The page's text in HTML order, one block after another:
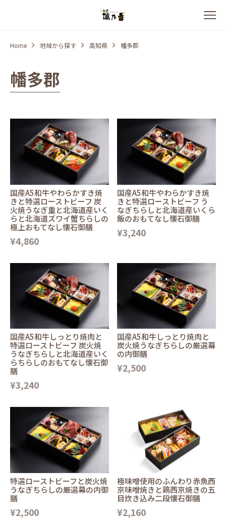
Home 地域から探す 高知県 幡多郡
幡多郡
国産A5和牛やわらかすき焼
きと特選ローストビーフ 炭
火焼うなぎ重と北海道産いく
らと北海道ズワイ蟹ちらしの
極上おもてなし懐石御膳
¥4,860
国産A5和牛やわらかすき焼
きと特選ローストビーフ う
なぎちらしと北海道産いくら
飯のおもてなし懐石御膳
¥3,240
国産A5和牛しっとり焼肉と
特選ローストビーフ 炭火焼
うなぎちらしと北海道産いく
らちらしのおもてなし懐石御
膳
¥3,240
国産A5和牛しっとり焼肉と
炭火焼うなぎちらしの厳選幕
の内御膳
¥2,500
特選ローストビーフと炭火焼
うなぎちらしの厳選幕の内御
膳
¥2,500
極味噌使用のふんわり赤魚西
京味噌焼きと鶏西京焼きの五
目炊き込み二段懐石御膳
¥2,160